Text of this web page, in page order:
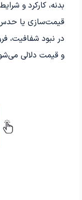
بدنه، کارکرد و
قیمت‌سازی یا
در نبود شفافیت،
و قیمت دلالی